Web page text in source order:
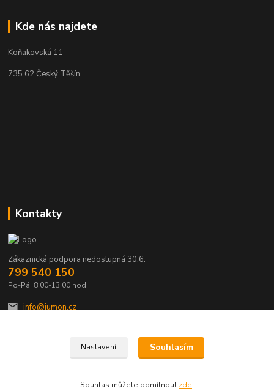
Kde nás najdete
Koňakovská 11
735 62 Český Těšín
Kontakty
Zákaznická podpora nedostupná 30.6.
799 540 150
Po-Pá: 8:00-13:00 hod.
info@jumon.cz
Nastavení Souhlasím
Souhlas můžete odmítnout zde.